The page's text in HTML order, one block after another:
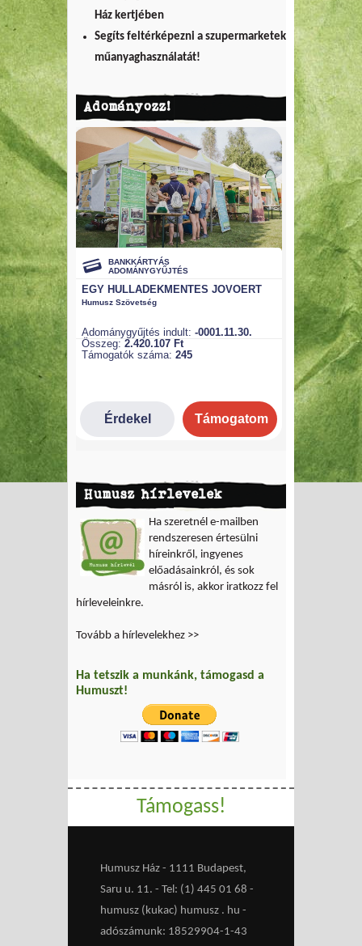
Ház kertjében
Segíts feltérképezni a szupermarketek
műanyaghasználatát!
Adományozz!
Humusz hírlevelek
Ha szeretnél e-mailben
rendszeresen értesülni
híreinkről, ingyenes
előadásainkról, és sok
másról is, akkor iratkozz fel
hírleveleinkre.
Tovább a hírlevelekhez >>
Ha tetszik a munkánk, támogasd a
Humuszt!
Támogass!
Humusz Ház - 1111 Budapest,
Saru u. 11. - Tel: (1) 445 01 68 -
humusz (kukac) humusz . hu -
adószámunk: 18529904-1-43